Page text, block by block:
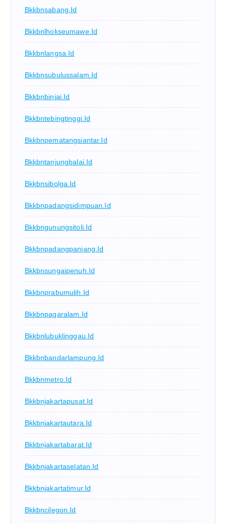
Bkkbnsabang.id
Bkkbnlhokseumawe.id
Bkkbnlangsa.id
Bkkbnsubulussalam.id
Bkkbnbinjai.id
Bkkbntebingtinggi.id
Bkkbnpematangsiantar.id
Bkkbntanjungbalai.id
Bkkbnsibolga.id
Bkkbnpadangsidimpuan.id
Bkkbngunungsitoli.id
Bkkbnpadangpanjang.id
Bkkbnsungaipenuh.id
Bkkbnprabumulih.id
Bkkbnpagaralam.id
Bkkbnlubuklinggau.id
Bkkbnbandarlampung.id
Bkkbnmetro.id
Bkkbnjakartapusat.id
Bkkbnjakartautara.id
Bkkbnjakartabarat.id
Bkkbnjakartaselatan.id
Bkkbnjakartatimur.id
Bkkbncilegon.id